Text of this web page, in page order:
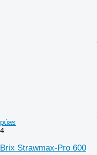
púas
4
Brix Strawmax-Pro 600